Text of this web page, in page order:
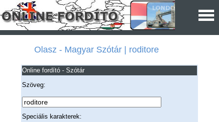
Olasz - Magyar Szótár | roditore
Online fordító - Szótár
Szöveg:
Speciális karakterek: